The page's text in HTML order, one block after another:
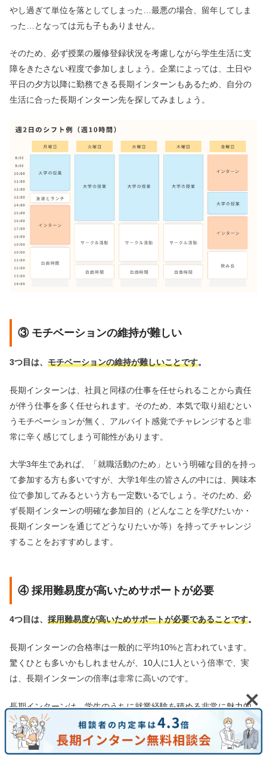
やし過ぎて単位を落としてしまった…最悪の場合、留年してしま
った…となっては元も子もありません。
そのため、必ず授業の履修登録状況を考慮しながら学生生活に支
障をきたさない程度で参加しましょう。企業によっては、土日や
平日の夕方以降に勤務できる長期インターンもあるため、自分の
生活に合った長期インターン先を探してみましょう。
③ モチベーションの維持が難しい
3つ目は、 モチベーションの維持が難しいことです。
長期インターンは、社員と同様の仕事を任せられることから責任
が伴う仕事を多く任せられます。そのため、本気で取り組むとい
うモチベーションが無く、アルバイト感覚でチャレンジすると非
常に辛く感じてしまう可能性があります。
大学3年生であれば、「就職活動のため」という明確な目的を持っ
て参加する方も多いですが、大学1年生の皆さんの中には、興味本
位で参加してみるという方も一定数いるでしょう。そのため、必
ず長期インターンの明確な参加目的（どんなことを学びたいか・
長期インターンを通じてどうなりたいか等）を持ってチャレンジ
することをおすすめします。
④ 採用難易度が高いためサポートが必要
4つ目は、 採用難易度が高いためサポートが必要であることです。
長期インターンの合格率は一般的に平均10%と言われています。
驚くひとも多いかもしれませんが、10人に1人という倍率で、実
は、長期インターンの倍率は非常に高いのです。
長期インターンは、学生のうちに就業経験を積める非常に魅力的
な経験ですが、企業側はボランティアではないため、誰でも参加
できるわけではなく、ある程度厳選して採用を行っているので
す。